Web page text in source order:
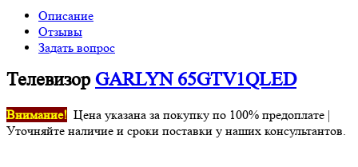
Описание
Отзывы
Задать вопрос
ТелевизорGARLYN 65GTV1QLED
Внимание! Цена указана за покупку по 100% предоплате |
Уточняйте наличие и сроки поставки у наших консультантов.